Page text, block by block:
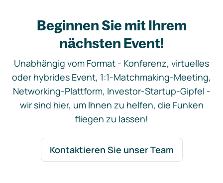
Beginnen Sie mit Ihrem
nächsten Event!
Unabhängig vom Format - Konferenz, virtuelles
oder hybrides Event, 1:1-Matchmaking-Meeting,
Networking-Plattform, Investor-Startup-Gipfel -
wir sind hier, um Ihnen zu helfen, die Funken
fliegen zu lassen!
Kontaktieren Sie unser Team